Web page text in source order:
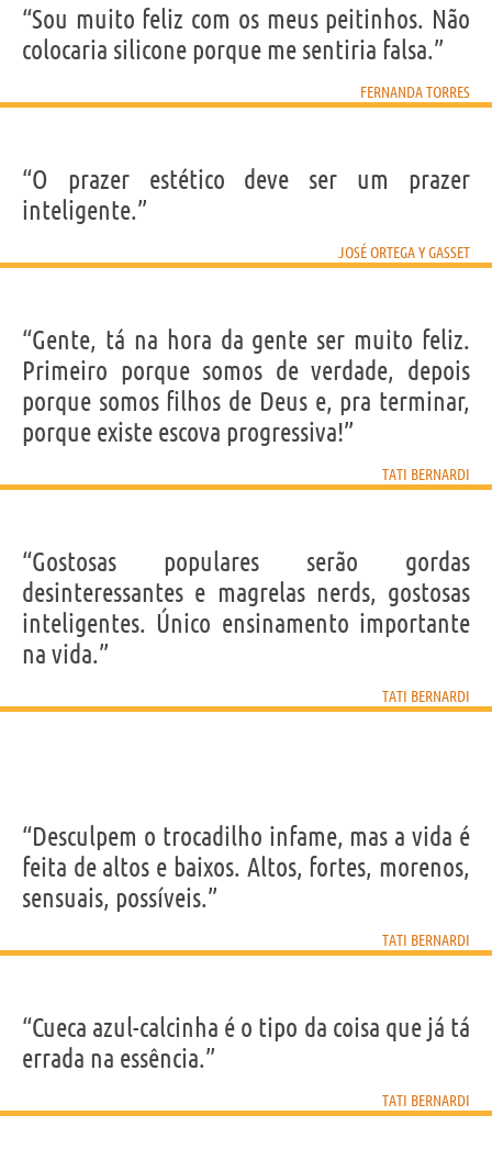
“Sou muito feliz com os meus peitinhos. Não
colocaria silicone porque me sentiria falsa.”
FERNANDA TORRES
“O prazer estético deve ser um prazer
inteligente.”
JOSÉ ORTEGA Y GASSET
“Gente, tá na hora da gente ser muito feliz.
Primeiro porque somos de verdade, depois
porque somos filhos de Deus e, pra terminar,
porque existe escova progressiva!”
TATI BERNARDI
“Gostosas populares serão gordas
desinteressantes e magrelas nerds, gostosas
inteligentes. Único ensinamento importante
na vida.”
TATI BERNARDI
“Desculpem o trocadilho infame, mas a vida é
feita de altos e baixos. Altos, fortes, morenos,
sensuais, possíveis.”
TATI BERNARDI
“Cueca azul-calcinha é o tipo da coisa que já tá
errada na essência.”
TATI BERNARDI